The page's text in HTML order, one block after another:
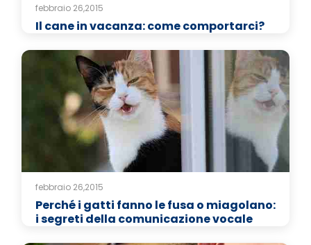
febbraio 26,2015
Il cane in vacanza: come comportarci?
febbraio 26,2015
Perché i gatti fanno le fusa o miagolano:
i segreti della comunicazione vocale